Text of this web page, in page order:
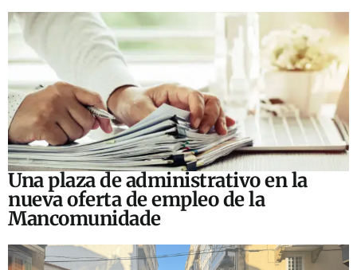
Una plaza de administrativo en la
nueva oferta de empleo de la
Mancomunidade